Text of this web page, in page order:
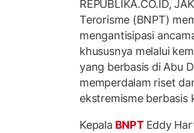
REPUBLIKA.CO.ID,
Terorisme (BNPT)
mengantisipasi
khususnya melalui
yang berbasis di Abu
memperdalam riset
ekstremisme berbasis
Kepala BNPT Eddy